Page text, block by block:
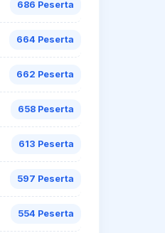
686 Peserta
664 Peserta
662 Peserta
658 Peserta
613 Peserta
597 Peserta
554 Peserta